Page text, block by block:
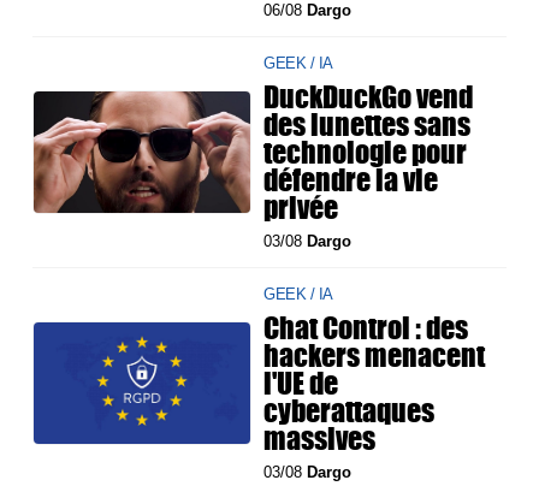
06/08 Dargo
GEEK / IA
DuckDuckGo vend
des lunettes sans
technologie pour
défendre la vie
privée
03/08 Dargo
GEEK / IA
Chat Control : des
hackers menacent
l'UE de
cyberattaques
massives
03/08 Dargo